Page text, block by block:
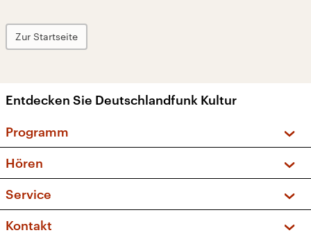
Zur Startseite
Entdecken Sie Deutschlandfunk Kultur
Programm
Sendungen und Podcasts
Musikliste
Kakadu – Das Kinderprogramm
Hören
Frequenzen (UKW + DAB+)
Service
FAQ
Kontakt